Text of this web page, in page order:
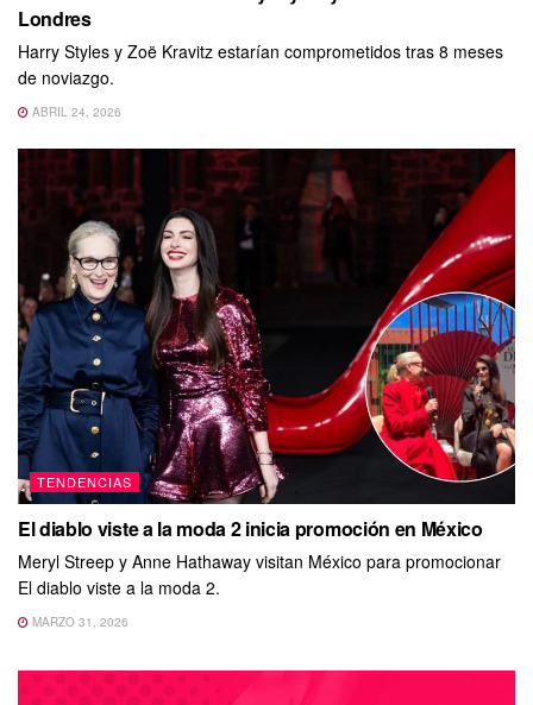
Londres
Harry Styles y Zoë Kravitz estarían comprometidos tras 8 meses
de noviazgo.
ABRIL 24, 2026
TENDENCIAS
El diablo viste a la moda 2 inicia promoción en México
Meryl Streep y Anne Hathaway visitan México para promocionar
El diablo viste a la moda 2.
MARZO 31, 2026